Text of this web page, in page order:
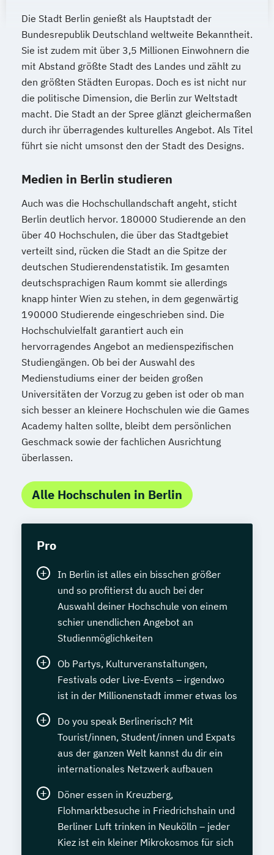
Die Stadt Berlin genießt als Hauptstadt der
Bundesrepublik Deutschland weltweite Bekanntheit.
Sie ist zudem mit über 3,5 Millionen Einwohnern die
mit Abstand größte Stadt des Landes und zählt zu
den größten Städten Europas. Doch es ist nicht nur
die politische Dimension, die Berlin zur Weltstadt
macht. Die Stadt an der Spree glänzt gleichermaßen
durch ihr überragendes kulturelles Angebot. Als Titel
führt sie nicht umsonst den der Stadt des Designs.
Medien in Berlin studieren
Auch was die Hochschullandschaft angeht, sticht
Berlin deutlich hervor. 180000 Studierende an den
über 40 Hochschulen, die über das Stadtgebiet
verteilt sind, rücken die Stadt an die Spitze der
deutschen Studierendenstatistik. Im gesamten
deutschsprachigen Raum kommt sie allerdings
knapp hinter Wien zu stehen, in dem gegenwärtig
190000 Studierende eingeschrieben sind. Die
Hochschulvielfalt garantiert auch ein
hervorragendes Angebot an medienspezifischen
Studiengängen. Ob bei der Auswahl des
Medienstudiums einer der beiden großen
Universitäten der Vorzug zu geben ist oder ob man
sich besser an kleinere Hochschulen wie die Games
Academy halten sollte, bleibt dem persönlichen
Geschmack sowie der fachlichen Ausrichtung
überlassen.
Alle Hochschulen in Berlin
Pro
In Berlin ist alles ein bisschen größer
und so profitierst du auch bei der
Auswahl deiner Hochschule von einem
schier unendlichen Angebot an
Studienmöglichkeiten
Ob Partys, Kulturveranstaltungen,
Festivals oder Live-Events – irgendwo
ist in der Millionenstadt immer etwas los
Do you speak Berlinerisch? Mit
Tourist/innen, Student/innen und Expats
aus der ganzen Welt kannst du dir ein
internationales Netzwerk aufbauen
Döner essen in Kreuzberg,
Flohmarktbesuche in Friedrichshain und
Berliner Luft trinken in Neukölln – jeder
Kiez ist ein kleiner Mikrokosmos für sich